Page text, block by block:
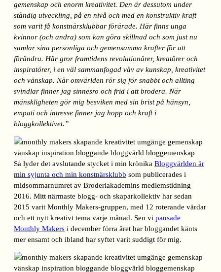
gemenskap och enorm kreativitet. Den är dessutom under
ständig utveckling, på en nivå och med en konstruktiv kraft
som varit få konstnärsklubbar förärade. Här finns unga
kvinnor (och andra) som kan göra skillnad och som just nu
samlar sina personliga och gemensamma krafter för att
förändra. Här gror framtidens revolutionärer, kreatörer och
inspiratörer, i en väl sammanfogad väv av kunskap, kreativitet
och vänskap. När omvärlden rör sig för snabbt och allting
svindlar finner jag sinnesro och frid i att brodera. När
mänskligheten gör mig besviken med sin brist på hänsyn,
empati och intresse finner jag hopp och kraft i
bloggkollektivet.”
Så lyder det avslutande stycket i min krönika Bloggvärlden är
min syjunta och min konstnärsklubb som publicerades i
midsommarnumret av Broderiakademins medlemstidning
2016. Mitt närmaste blogg- och skaparkollektiv har sedan
2015 varit Monthly Makers-gruppen, med 12 roterande värdar
och ett nytt kreativt tema varje månad. Sen vi pausade
Monthly Makers i december förra året har bloggandet känts
mer ensamt och ibland har syftet varit suddigt för mig.